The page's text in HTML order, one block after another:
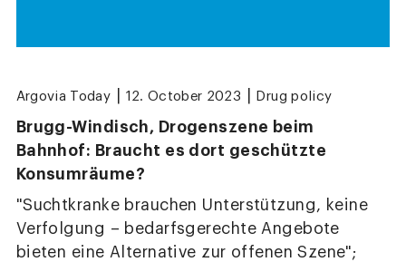
Argovia Today 12. October 2023 Drug policy
Brugg-Windisch, Drogenszene beim
Bahnhof: Braucht es dort geschützte
Konsumräume?
"Suchtkranke brauchen Unterstützung, keine
Verfolgung – bedarfsgerechte Angebote
bieten eine Alternative zur offenen Szene";